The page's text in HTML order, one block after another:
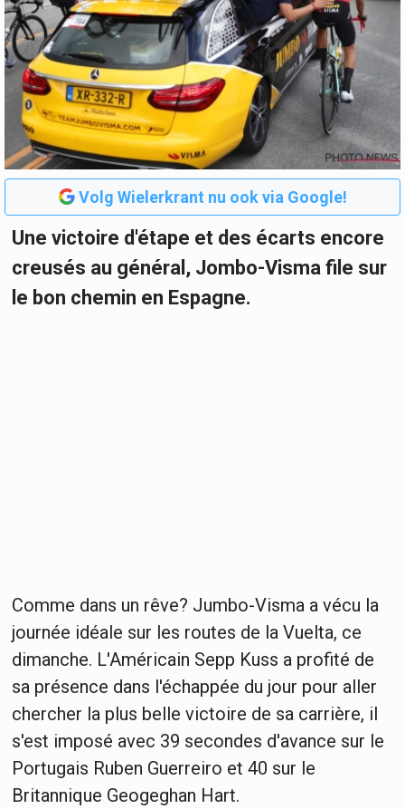
Volg Wielerkrant nu ook via Google!
Une victoire d'étape et des écarts encore
creusés au général, Jombo-Visma file sur
le bon chemin en Espagne.
Comme dans un rêve? Jumbo-Visma a vécu la
journée idéale sur les routes de la Vuelta, ce
dimanche. L'Américain Sepp Kuss a profité de
sa présence dans l'échappée du jour pour aller
chercher la plus belle victoire de sa carrière, il
s'est imposé avec 39 secondes d'avance sur le
Portugais Ruben Guerreiro et 40 sur le
Britannique Geogeghan Hart.